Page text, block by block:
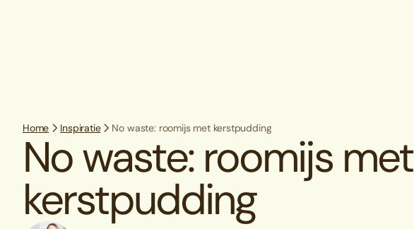
Home Inspiratie No waste: roomijs met kerstpudding
No waste: roomijs met
kerstpudding